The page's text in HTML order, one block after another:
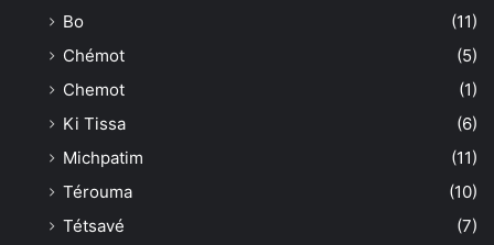
Bo
(11)
Chémot
(5)
Chemot
(1)
Ki Tissa
(6)
Michpatim
(11)
Térouma
(10)
Tétsavé
(7)